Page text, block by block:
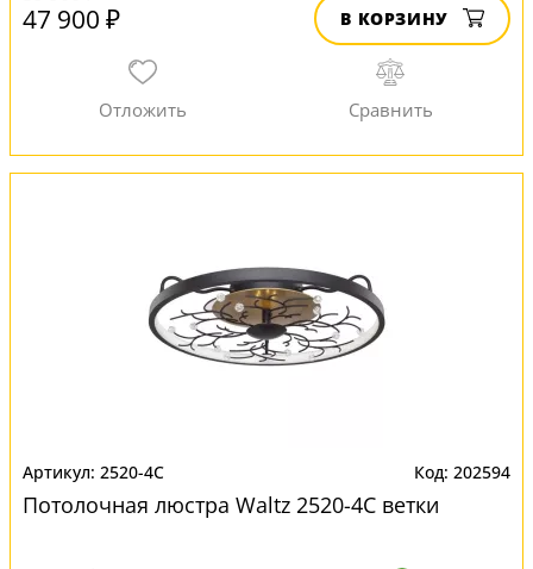
47 900 ₽ В КОРЗИНУ
2520-4C 202594
Потолочная люстра Waltz 2520-4C ветки